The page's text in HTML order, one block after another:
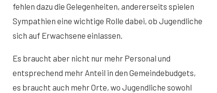
fehlen dazu die Gelegenheiten, andererseits spielen
Sympathien eine wichtige Rolle dabei, ob Jugendliche
sich auf Erwachsene einlassen.
Es braucht aber nicht nur mehr Personal und
entsprechend mehr Anteil in den Gemeindebudgets,
es braucht auch mehr Orte, wo Jugendliche sowohl